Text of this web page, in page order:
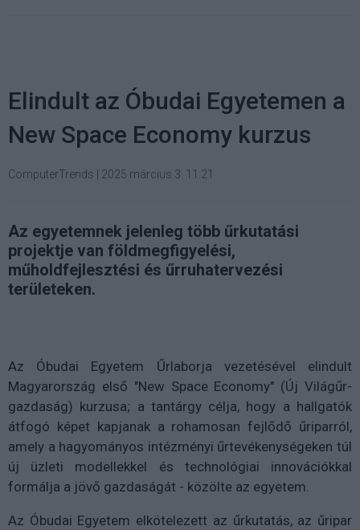
Elindult az Óbudai Egyetemen a
New Space Economy kurzus
ComputerTrends 2025 március 3. 11:21
Az egyetemnek jelenleg több űrkutatási
projektje van földmegfigyelési,
műholdfejlesztési és űrruhatervezési
területeken.
Az Óbudai Egyetem Űrlaborja vezetésével elindult
Magyarország első "New Space Economy" (Új Világűr-
gazdaság) kurzusa; a tantárgy célja, hogy a hallgatók
átfogó képet kapjanak a rohamosan fejlődő űriparról,
amely a hagyományos intézményi űrtevékenységeken túl
új üzleti modellekkel és technológiai innovációkkal
formálja a jövő gazdaságát - közölte az egyetem.
Az Óbudai Egyetem elkötelezett az űrkutatás, az űripar